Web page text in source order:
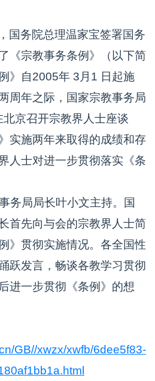
务院总理温家宝签署国务
《宗教事务条例》（以下简
》自2005年 3月1 日起施
周年之际，国家宗教事务局
京召开宗教界人士座谈
实施两年来取得的成绩和存
人士对进一步贯彻落实《条
务局局长叶小文主持。国
首先向与会的宗教界人士简
》贯彻实施情况。各全国性
跃发言，畅谈各教学习贯彻
进一步贯彻《条例》的想
GB//xwzx/xwfb/6dee5f83-